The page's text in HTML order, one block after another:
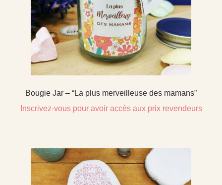
Bougie Jar – “La plus merveilleuse des mamans”
Inscrivez-vous pour avoir accès aux prix revendeurs